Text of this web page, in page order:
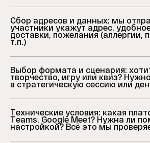
Сбор адресов и данных: мы
участники укажут адрес,
доставки, пожелания (аллергии,
т.п.)
Выбор формата и сценария:
творчество, игру или квиз?
в стратегическую сессию или
Технические условия: какая
Teams, Google Meet? Нужна ли
настройкой? Всё это мы